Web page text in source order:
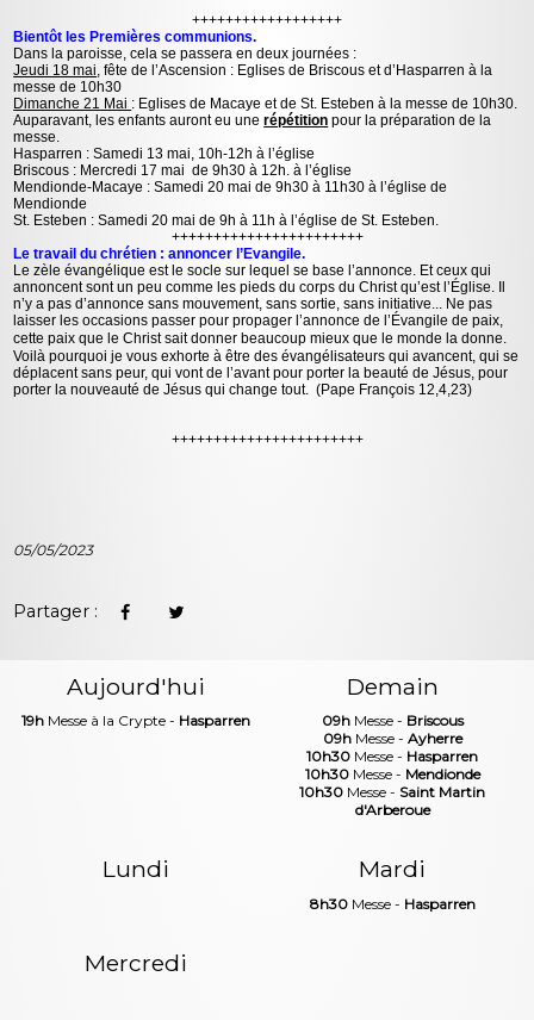
++++++++++++++++++
Bientôt les Premières communions.
Dans la paroisse, cela se passera en deux journées :
Jeudi 18 mai , fête de l’Ascension : Eglises de Briscous et d’Hasparren à la
messe de 10h30
Dimanche 21 Mai : Eglises de Macaye et de St. Esteben à la messe de 10h30.
Auparavant, les enfants auront eu unerépétition pour la préparation de la
messe.
Hasparren : Samedi 13 mai, 10h-12h à l’église
Briscous : Mercredi 17 mai de 9h30 à 12h. à l’église
Mendionde-Macaye : Samedi 20 mai de 9h30 à 11h30 à l’église de
Mendionde
St. Esteben : Samedi 20 mai de 9h à 11h à l’église de St. Esteben.
+++++++++++++++++++++++
Le travail du chrétien : annoncer l’Evangile.
Le zèle évangélique est le socle sur lequel se base l’annonce. Et ceux qui
annoncent sont un peu comme les pieds du corps du Christ qu’est l’Église. Il
n’y a pas d’annonce sans mouvement, sans sortie, sans initiative... Ne pas
laisser les occasions passer pour propager l’annonce de l’Évangile de paix,
cette paix que le Christ sait donner beaucoup mieux que le monde la donne.
Voilà pourquoi je vous exhorte à être des évangélisateurs qui avancent, qui se
déplacent sans peur, qui vont de l’avant pour porter la beauté de Jésus, pour
porter la nouveauté de Jésus qui change tout. (Pape François 12,4,23)
+++++++++++++++++++++++
05/05/2023
Partager :
Aujourd'hui
19h Messe à la Crypte - Hasparren
Demain
09hMesse - Briscous
09hMesse - Ayherre
10h30 Messe - Hasparren
10h30Messe - Mendionde
10h30 Messe - Saint Martin
d'Arberoue
Lundi Mardi
8h30Messe - Hasparren
Mercredi